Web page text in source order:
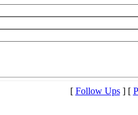
[ Follow Ups] [